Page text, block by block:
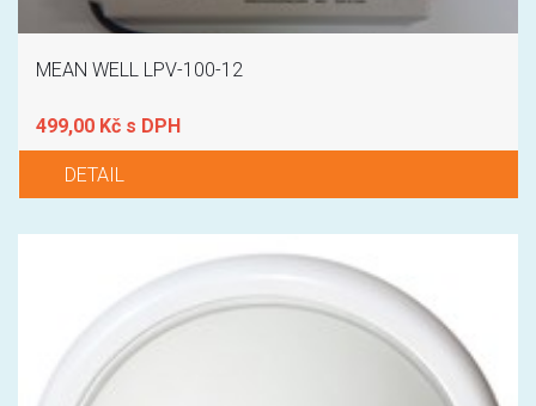
MEAN WELL LPV-100-12
499,00 Kč s DPH
DETAIL